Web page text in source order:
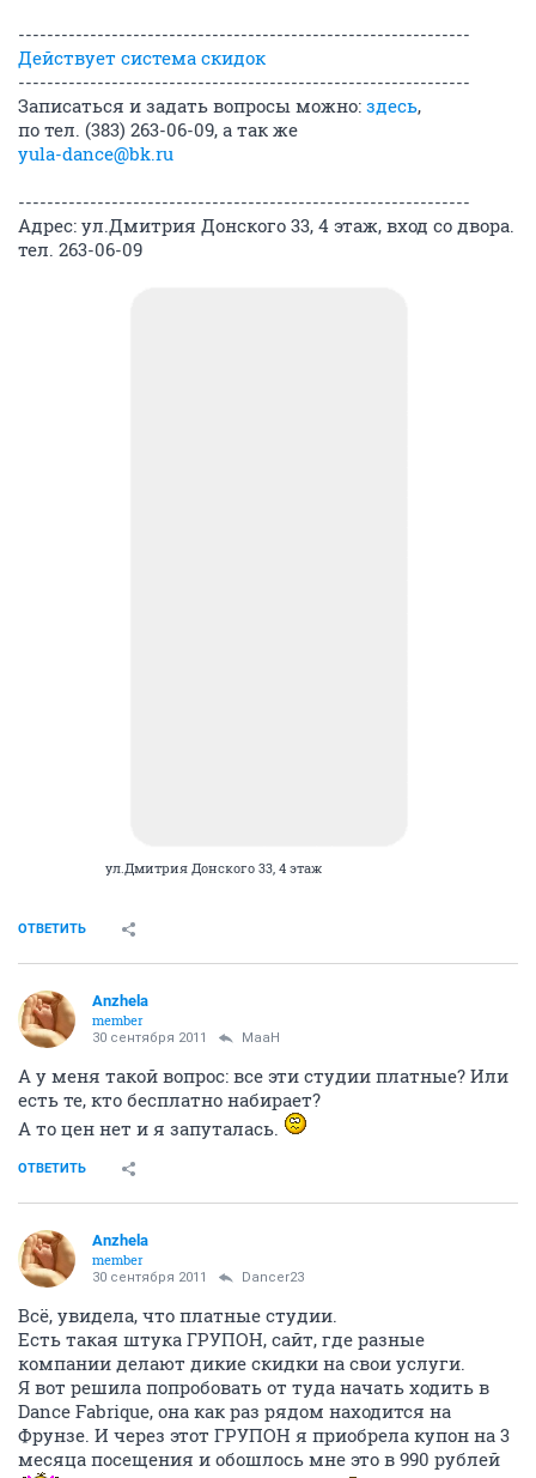
---------------------------------------------------------------
Действует система скидок
---------------------------------------------------------------
Записаться и задать вопросы можно: здесь,
по тел. (383) 263-06-09, а так же
yula-dance@bk.ru
---------------------------------------------------------------
Адрес: ул.Дмитрия Донского 33, 4 этаж, вход со двора.
тел. 263-06-09
ул.Дмитрия Донского 33, 4 этаж
ОТВЕТИТЬ
Anzhela
member
30 сентября 2011 MaaH
А у меня такой вопрос: все эти студии платные? Или
есть те, кто бесплатно набирает?
А то цен нет и я запуталась.
ОТВЕТИТЬ
Anzhela
member
30 сентября 2011 Dancer23
Всё, увидела, что платные студии.
Есть такая штука ГРУПОН, сайт, где разные
компании делают дикие скидки на свои услуги.
Я вот решила попробовать от туда начать ходить в
Dance Fabrique, она как раз рядом находится на
Фрунзе. И через этот ГРУПОН я приобрела купон на 3
месяца посещения и обошлось мне это в 990 рублей